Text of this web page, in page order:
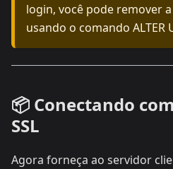
login, você pode remover
usando o comando ALTER
📦 Conectando
SSL
Agora forneça ao servidor